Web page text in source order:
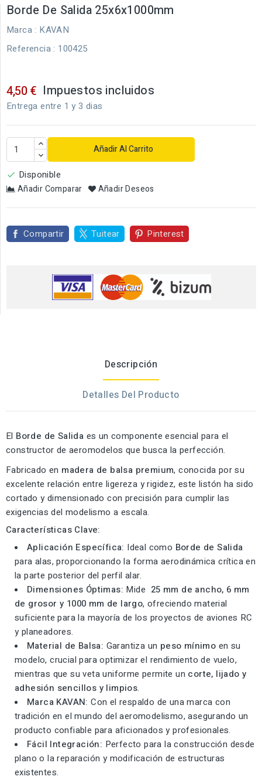
Borde De Salida 25x6x1000mm
Marca : KAVAN
Referencia : 100425
4,50 € Impuestos incluidos
Entrega entre 1 y 3 dias
Añadir Al Carrito
 Disponible
Añadir Comparar Añadir Deseos
Compartir Tuitear Pinterest
Descripción
Detalles Del Producto
El Borde de Salida es un componente esencial para el
constructor de aeromodelos que busca la perfección.
Fabricado en madera de balsa premium, conocida por su
excelente relación entre ligereza y rigidez, este listón ha sido
cortado y dimensionado con precisión para cumplir las
exigencias del modelismo a escala.
Características Clave:
Aplicación Específica: Ideal como Borde de Salida
para alas, proporcionando la forma aerodinámica crítica en
la parte posterior del perfil alar.
Dimensiones Óptimas: Mide 25 mm de ancho, 6 mm
de grosor y 1000 mm de largo, ofreciendo material
suficiente para la mayoría de los proyectos de aviones RC
y planeadores.
Material de Balsa: Garantiza un peso mínimo en su
modelo, crucial para optimizar el rendimiento de vuelo,
mientras que su veta uniforme permite un corte, lijado y
adhesión sencillos y limpios.
Marca KAVAN: Con el respaldo de una marca con
tradición en el mundo del aeromodelismo, asegurando un
producto confiable para aficionados y profesionales.
Fácil Integración: Perfecto para la construcción desde
plano o la reparación y modificación de estructuras
existentes.